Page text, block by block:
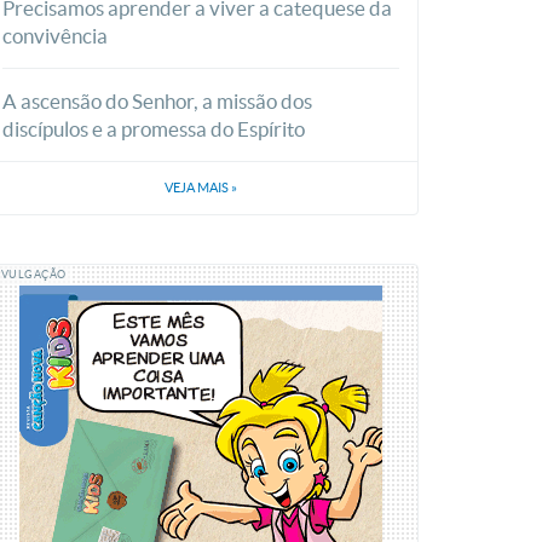
Precisamos aprender a viver a catequese da
convivência
A ascensão do Senhor, a missão dos
discípulos e a promessa do Espírito
VEJA MAIS »